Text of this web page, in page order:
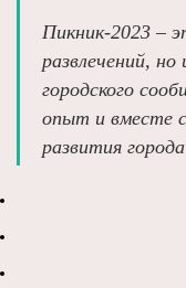
Пикник-2023 –
развлечений, но
городского
опыт и вместе
развития